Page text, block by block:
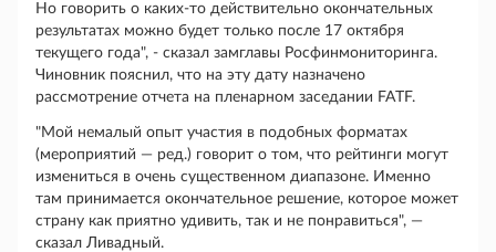
Но говорить о каких-то действительно окончательных
результатах можно будет только после 17 октября
текущего года", - сказал замглавы Росфинмониторинга.
Чиновник пояснил, что на эту дату назначено
рассмотрение отчета на пленарном заседании FATF.
"Мой немалый опыт участия в подобных форматах
(мероприятий — ред.) говорит о том, что рейтинги могут
измениться в очень существенном диапазоне. Именно
там принимается окончательное решение, которое может
страну как приятно удивить, так и не понравиться", —
сказал Ливадный.